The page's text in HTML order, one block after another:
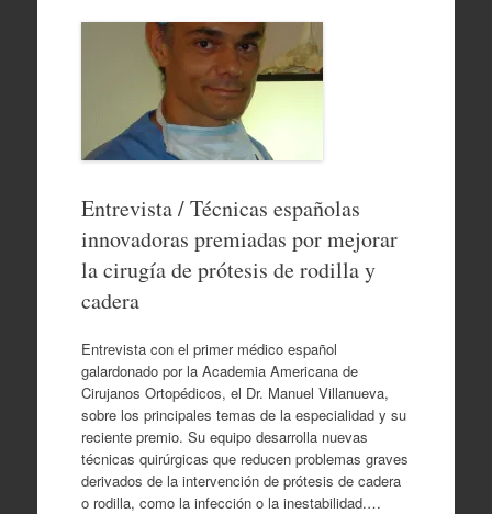
Entrevista / Técnicas españolas
innovadoras premiadas por mejorar
la cirugía de prótesis de rodilla y
cadera
Entrevista con el primer médico español
galardonado por la Academia Americana de
Cirujanos Ortopédicos, el Dr. Manuel Villanueva,
sobre los principales temas de la especialidad y su
reciente premio. Su equipo desarrolla nuevas
técnicas quirúrgicas que reducen problemas graves
derivados de la intervención de prótesis de cadera
o rodilla, como la infección o la inestabilidad.…